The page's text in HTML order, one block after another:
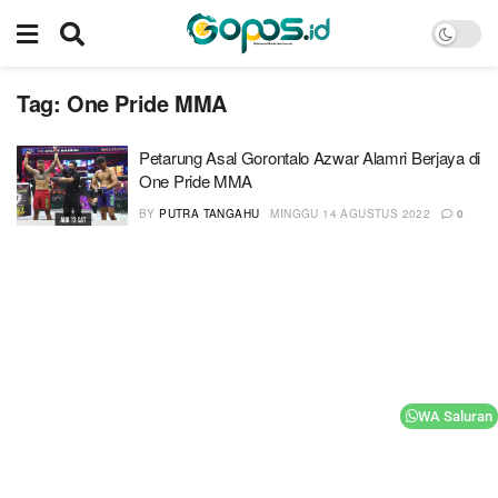
Tag: One Pride MMA
Petarung Asal Gorontalo Azwar Alamri Berjaya di
One Pride MMA
BY PUTRA TANGAHU MINGGU 14 AGUSTUS 2022 0
WA Saluran